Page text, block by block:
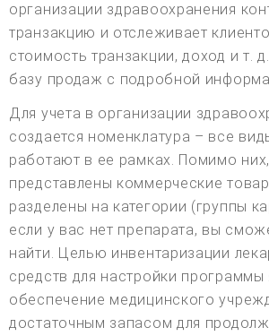
организации здравоохранения
транзакцию и отслеживает
стоимость транзакции, доход и т.
базу продаж с подробной
Для учета в организации
создается номенклатура – все
работают в ее рамках. Помимо
представлены коммерческие
разделены на категории (группы
если у вас нет препарата, вы
найти. Целью инвентаризации
средств для настройки программы
обеспечение медицинского
достаточным запасом для